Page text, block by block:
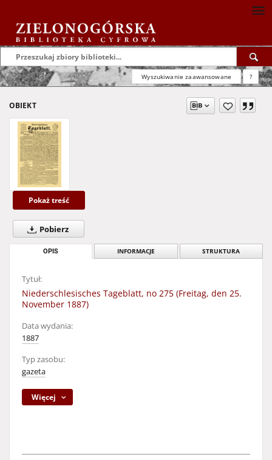
Wyszukiwanie zaawansowane ?
OBIEKT
Pokaż treść
Pobierz
OPIS INFORMACJE STRUKTURA
Tytuł:
Niederschlesisches Tageblatt, no 275 (Freitag, den 25.
November 1887)
Data wydania:
1887
Typ zasobu:
gazeta
Więcej